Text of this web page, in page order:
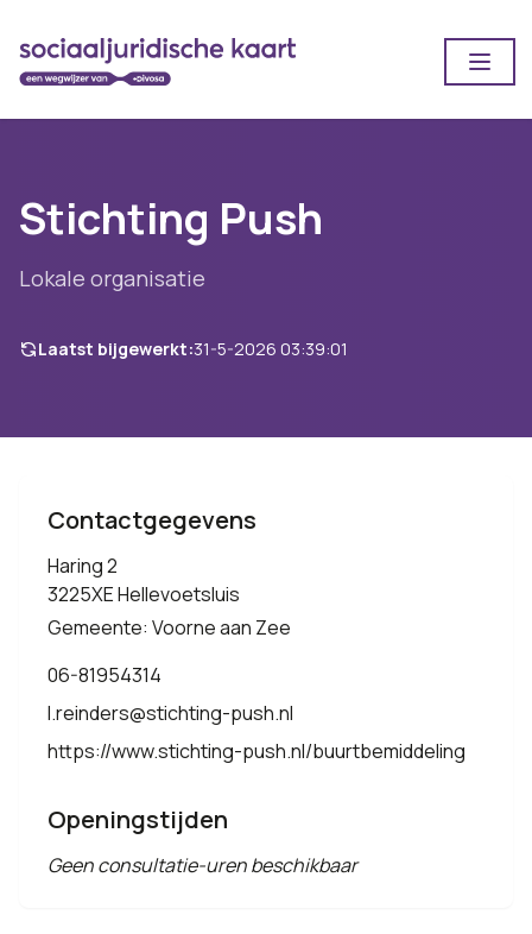
Stichting Push
Lokale organisatie
Laatst bijgewerkt:31-5-2026 03:39:01
Contactgegevens
Haring 2
3225XE Hellevoetsluis
Gemeente: Voorne aan Zee
06-81954314
l.reinders@stichting-push.nl
https://www.stichting-push.nl/buurtbemiddeling
Openingstijden
Geen consultatie-uren beschikbaar